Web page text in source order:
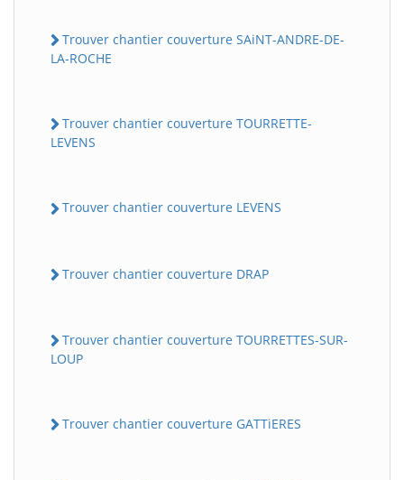
Trouver chantier couverture SAiNT-ANDRE-DE-
LA-ROCHE
Trouver chantier couverture TOURRETTE-
LEVENS
Trouver chantier couverture LEVENS
Trouver chantier couverture DRAP
Trouver chantier couverture TOURRETTES-SUR-
LOUP
Trouver chantier couverture GATTiERES